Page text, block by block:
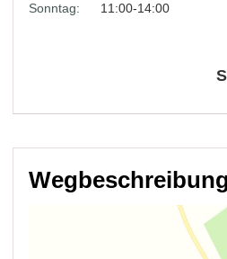
Sonntag:
11:00-14:00